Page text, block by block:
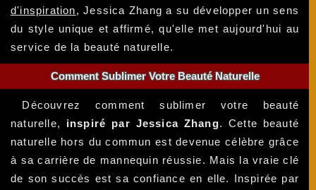
d'inspiration, Jessica Zhang a su développer un sens
du style unique et affirmé, qu'elle met aujourd'hui au
service de la beauté naturelle.
Comment Sublimer Votre Beauté Naturelle
Découvrez comment sublimer votre beauté
naturelle,
inspiré par Jessica Zhang. Cette beauté
naturelle hors du commun est devenue célèbre grâce
à sa carrière de mannequin réussie. Mais la vraie clé
de son succès est sa confiance en elle. Inspirée par